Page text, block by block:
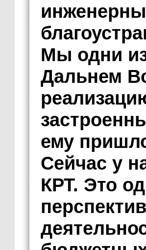
Мы одни
Дальнем
ему
Сейчас у
КРТ. Это